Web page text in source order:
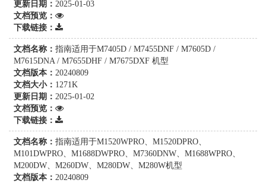
更新日期： 2025-01-03
文档预览：
下载链接：
文档名称： 指南适用于M7405D / M7455DNF / M7605D /
M7615DNA / M7655DHF / M7675DXF 机型
文档版本： 20240809
文档大小： 1271K
更新日期： 2025-01-02
文档预览：
下载链接：
文档名称： 指南适用于M1520WPRO、M1520DPRO、
M101DWPRO、M1688DWPRO、M7360DNW、M1688WPRO、
M200DW、M260DW、M280DW、M280W机型
文档版本： 20240809